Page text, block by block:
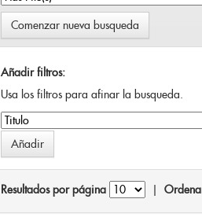
Comenzar nueva busqueda
Añadir filtros:
Usa los filtros para afinar la busqueda.
Resultados por página